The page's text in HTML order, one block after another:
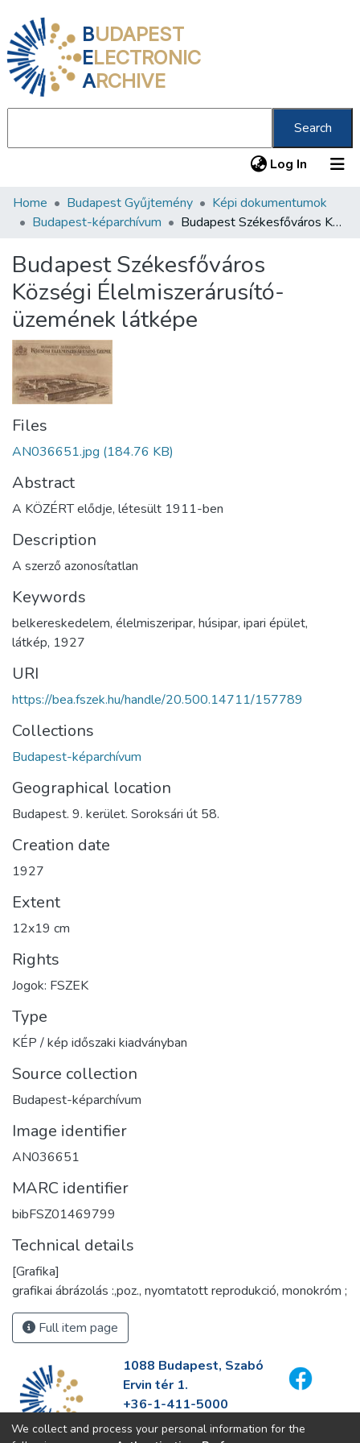
BUDAPEST
ELECTRONIC
ARCHIVE
Search
Log In (current)
Communities & Collections
Statistics
About us
Home Budapest Gyűjtemény
Képi dokumentumok
Budapest-képarchívum
Budapest Székesfőváros Községi Élelmiszerárusító-üzemének látképe
Budapest Székesfőváros
Községi Élelmiszerárusító-
üzemének látképe
Files
AN036651.jpg (184.76 KB)
Abstract
A KÖZÉRT elődje, létesült 1911-ben
Description
A szerző azonosítatlan
Keywords
belkereskedelem, élelmiszeripar, húsipar, ipari épület,
látkép, 1927
URI
https://bea.fszek.hu/handle/20.500.14711/157789
Collections
Budapest-képarchívum
Geographical location
Budapest. 9. kerület. Soroksári út 58.
Creation date
1927
Extent
12x19 cm
Rights
Jogok: FSZEK
Type
KÉP / kép időszaki kiadványban
Source collection
Budapest-képarchívum
Image identifier
AN036651
MARC identifier
bibFSZ01469799
Technical details
[Grafika]
grafikai ábrázolás :,poz., nyomtatott reprodukció, monokróm ;
Full item page
1088 Budapest, Szabó
Ervin tér 1.
+36-1-411-5000
info@fszek.hu
We collect and process your personal information for the